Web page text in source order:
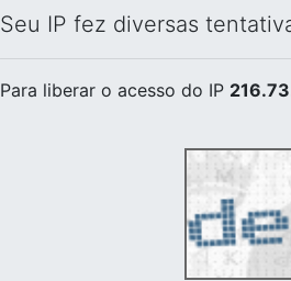
Seu IP fez diversas
Para liberar o acesso do IP